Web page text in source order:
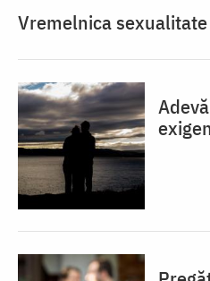
Vremelnica